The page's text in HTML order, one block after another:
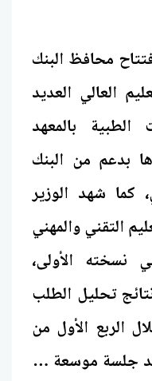
محافظ البنك
العالي العديد
بالمعهد
بدعم من البنك
كما شهد الوزير
التقني والمهني
نسخته الأولى،
تحليل الطلب
الربع الأول من
عقد جلسة موسعة مع